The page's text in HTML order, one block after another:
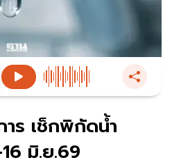
ร เช็กพิกัดน้ำ
16 มิ.ย.69